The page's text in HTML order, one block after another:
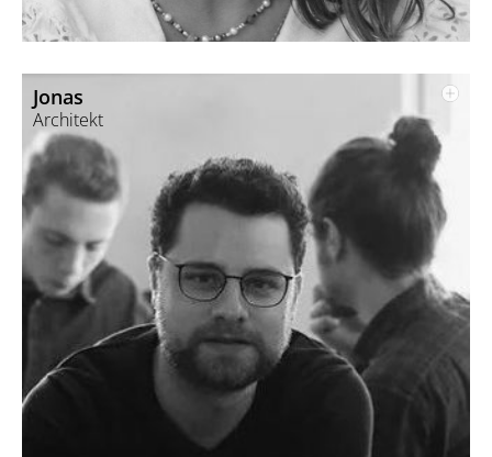
Maria studierte Architektur an der FH Erfurt und sammelte
parallel praktische Erfahrung bei HKS Architekten.
Nach ihrem Abschluss arbeitete sie in Stuttgart und Erfurt
und ist Mitglied der Architektenkammer Thüringen.
Bei daHome liegt ihr Fokus auf Entwurfswettbewerben und
Jonas
Architekt